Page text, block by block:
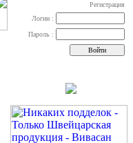
Регистрация
Логин :
Пароль :